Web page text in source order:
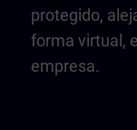
protegido,
forma virtual,
empresa.